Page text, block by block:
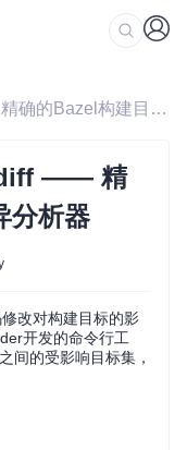
/ 推荐开源工具：bazel-diff —— 精确的Bazel构建目标差异分析器
diff —— 精
分析器
改对构建目标的影
开发的命令行工
间的受影响目标集，